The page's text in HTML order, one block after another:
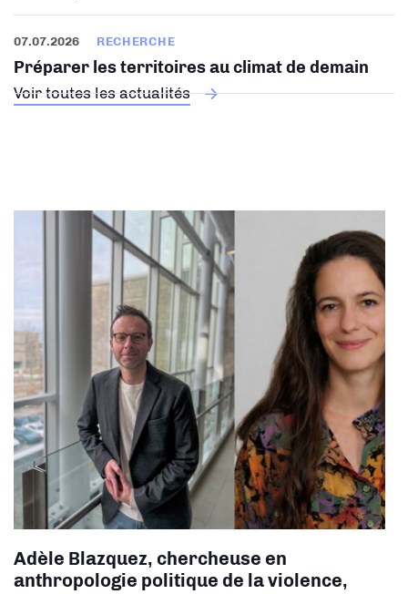
Voir toutes les actualités
07.07.2026 RECHERCHE
Préparer les territoires au climat de demain
Adèle Blazquez, chercheuse en
anthropologie politique de la violence,